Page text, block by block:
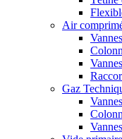
Air
Vannes
Gaz
Vannes